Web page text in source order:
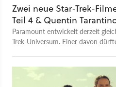
Zwei neue Star-Trek-
Teil 4 & Quentin
Paramount entwickelt derzeit
Trek-Universum. Einer davon